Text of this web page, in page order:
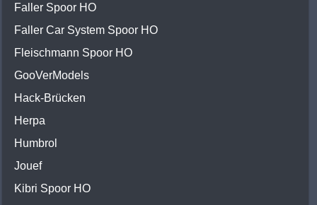
Faller Spoor HO
Faller Car System Spoor HO
Fleischmann Spoor HO
GooVerModels
Hack-Brücken
Herpa
Humbrol
Jouef
Kibri Spoor HO